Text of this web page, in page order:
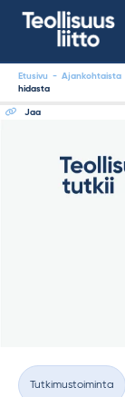
Etusivu - Ajankohtaista
hidasta
Jaa
Kategoriat
Tutkimustoiminta